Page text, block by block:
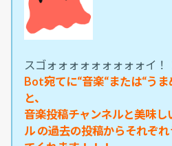
スゴォォォォォォォォォイ！
Bot宛てに“音楽“または“う
と、
音楽投稿チャンネルと美味し
ル の過去の投稿からそれぞ